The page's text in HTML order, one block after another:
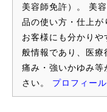
美容師免許）。 美
品の使い方・仕上
お客様にも分かり
般情報であり、医療
痛み・強いかゆみ
さい。 プロフィール